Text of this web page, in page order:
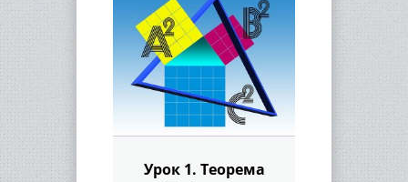
Урок 1. Теорема